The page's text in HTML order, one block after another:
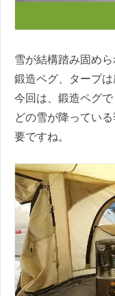
雪が結構踏み固め
鍛造ペグ、タープは
今回は、鍛造ペグ
どの雪が降ってい
要ですね。